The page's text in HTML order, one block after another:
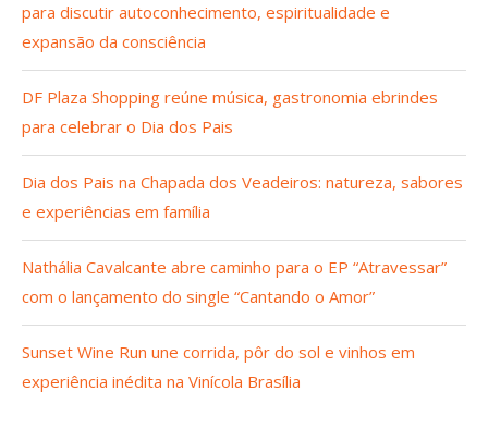
para discutir autoconhecimento, espiritualidade e
expansão da consciência
DF Plaza Shopping reúne música, gastronomia ebrindes
para celebrar o Dia dos Pais
Dia dos Pais na Chapada dos Veadeiros: natureza, sabores
e experiências em família
Nathália Cavalcante abre caminho para o EP “Atravessar”
com o lançamento do single “Cantando o Amor”
Sunset Wine Run une corrida, pôr do sol e vinhos em
experiência inédita na Vinícola Brasília